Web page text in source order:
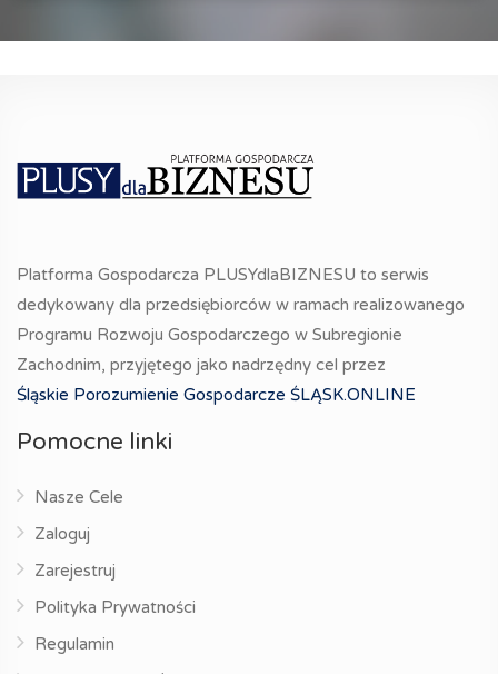
Platforma Gospodarcza PLUSYdlaBIZNESU to serwis
dedykowany dla przedsiębiorców w ramach realizowanego
Programu Rozwoju Gospodarczego w Subregionie
Zachodnim, przyjętego jako nadrzędny cel przez
Śląskie Porozumienie Gospodarcze ŚLĄSK.ONLINE
Pomocne linki
Nasze Cele
Zaloguj
Zarejestruj
Polityka Prywatności
Regulamin